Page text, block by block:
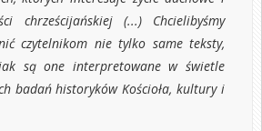
chrześcijańskiej (...) Chcielibyśmy
czytelnikom nie tylko same teksty,
są one interpretowane w świetle
badań historyków Kościoła, kultury i